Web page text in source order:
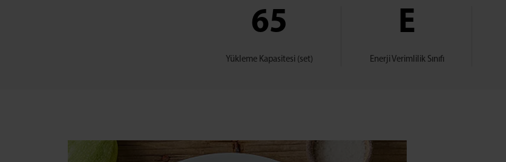
65
Yükleme Kapasitesi (set)
E
Enerji Verimlilik Sınıfı